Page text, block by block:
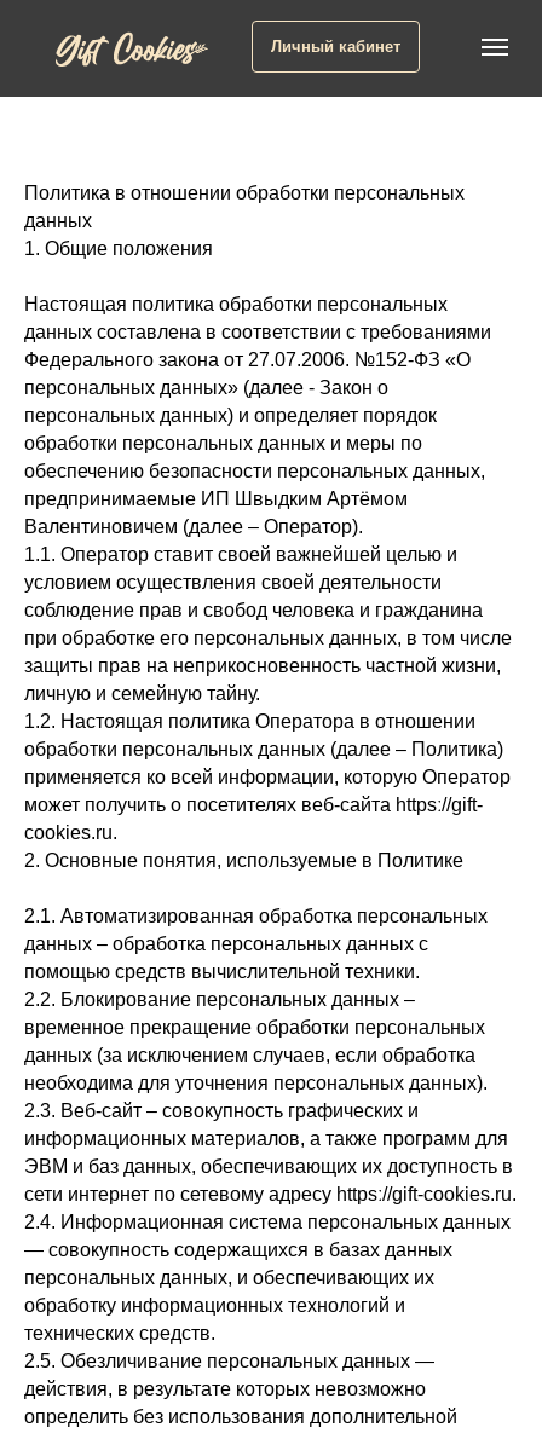
Личный кабинет
Политика в отношении обработки персональных
данных
1. Общие положения
Настоящая политика обработки персональных
данных составлена в соответствии с требованиями
Федерального закона от 27.07.2006. №152-ФЗ «О
персональных данных» (далее - Закон о
персональных данных) и определяет порядок
обработки персональных данных и меры по
обеспечению безопасности персональных данных,
предпринимаемые ИП Швыдким Артёмом
Валентиновичем (далее – Оператор).
1.1. Оператор ставит своей важнейшей целью и
условием осуществления своей деятельности
соблюдение прав и свобод человека и гражданина
при обработке его персональных данных, в том числе
защиты прав на неприкосновенность частной жизни,
личную и семейную тайну.
1.2. Настоящая политика Оператора в отношении
обработки персональных данных (далее – Политика)
применяется ко всей информации, которую Оператор
может получить о посетителях веб-сайта httpsː//gift-
cookies.ru.
2. Основные понятия, используемые в Политике
2.1. Автоматизированная обработка персональных
данных – обработка персональных данных с
помощью средств вычислительной техники.
2.2. Блокирование персональных данных –
временное прекращение обработки персональных
данных (за исключением случаев, если обработка
необходима для уточнения персональных данных).
2.3. Веб-сайт – совокупность графических и
информационных материалов, а также программ для
ЭВМ и баз данных, обеспечивающих их доступность в
сети интернет по сетевому адресу httpsː//gift-cookies.ru.
2.4. Информационная система персональных данных
— совокупность содержащихся в базах данных
персональных данных, и обеспечивающих их
обработку информационных технологий и
технических средств.
2.5. Обезличивание персональных данных —
действия, в результате которых невозможно
определить без использования дополнительной